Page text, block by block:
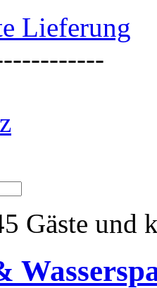
Lieferung
Gäste und